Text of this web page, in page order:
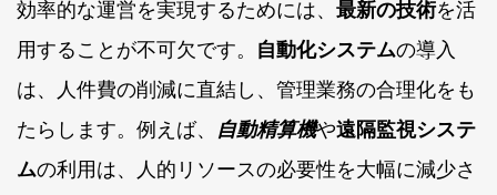
効率的な運営を実現するためには、 最新の技術を活
用することが不可欠です。 自動化システムの導入
は、人件費の削減に直結し、管理業務の合理化をも
たらします。例えば、 自動精算機や遠隔監視システ
ムの利用は、人的リソースの必要性を大幅に減少さ